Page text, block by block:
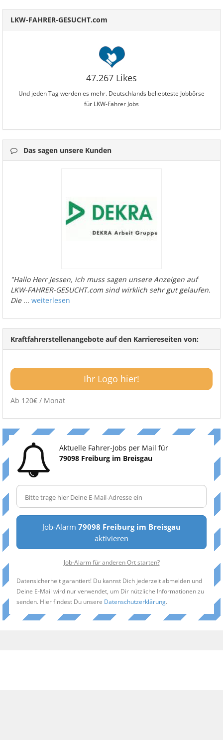
LKW-FAHRER-GESUCHT.com
47.267 Likes
Und jeden Tag werden es mehr. Deutschlands beliebteste Jobbörse
für LKW-Fahrer Jobs
Das sagen unsere Kunden
"Hallo Herr Jessen, ich muss sagen unsere Anzeigen auf
LKW-FAHRER-GESUCHT.com sind wirklich sehr gut gelaufen.
Die... weiterlesen
Kraftfahrerstellenangebote auf den Karriereseiten von:
Ihr Logo hier!
Ab 120€ / Monat
Aktuelle Fahrer-Jobs per Mail für
79098 Freiburg im Breisgau
Job-Alarm 79098 Freiburg im Breisgau
aktivieren
Job-Alarm für anderen Ort starten?
Datensicherheit garantiert! Du kannst Dich jederzeit abmelden und
Deine E-Mail wird nur verwendet, um Dir nützliche Informationen zu
senden. Hier findest Du unsere Datenschutzerklärung.